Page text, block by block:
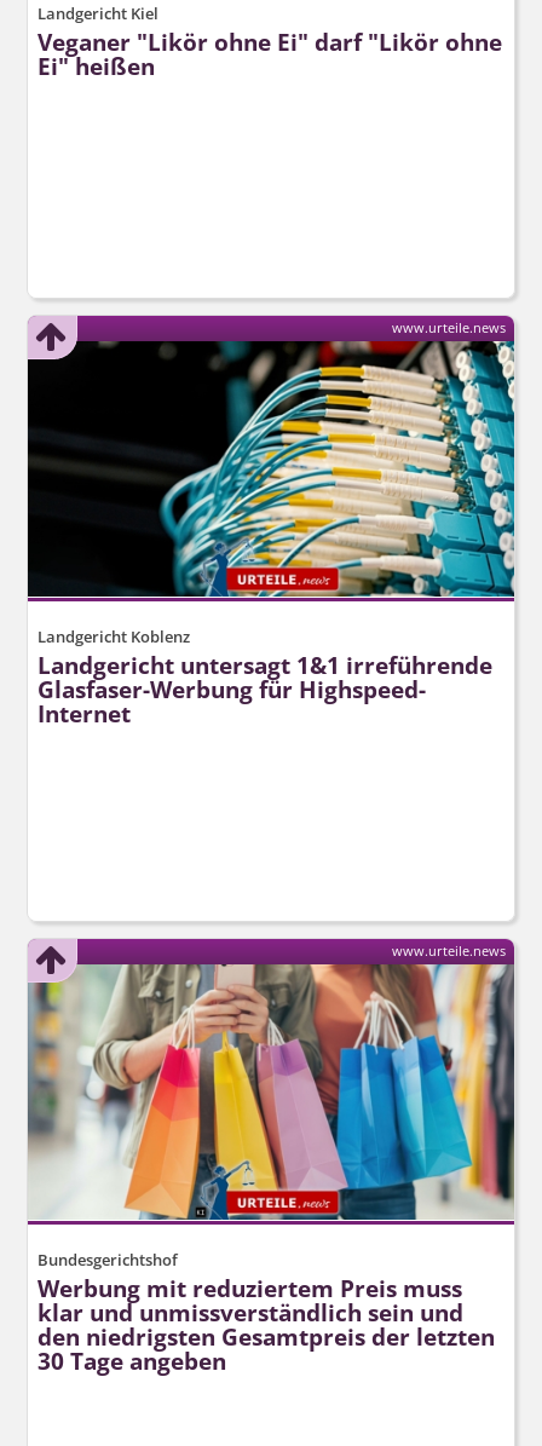
Landgericht Kiel
Veganer "Likör ohne Ei" darf "Likör ohne
Ei" heißen
Landgericht Koblenz
Landgericht untersagt 1&1 irreführende
Glasfaser-Werbung für Highspeed-
Internet
www.urteile.news
Bundesgerichtshof
Werbung mit reduziertem Preis muss
klar und unmissverständlich sein und
den niedrigsten Gesamtpreis der letzten
30 Tage angeben
www.urteile.news